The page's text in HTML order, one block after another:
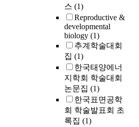
스 (1)
Reproductive &
developmental
biology (1)
추계학술대회
집 (1)
한국태양에너
지학회 학술대회
논문집 (1)
한국표면공학
회 학술발표회 초
록집 (1)